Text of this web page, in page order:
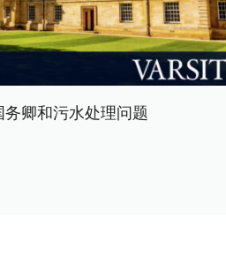
卿和污水处理问题